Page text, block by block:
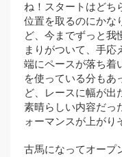
ね！スタートはどち
位置を取るのにかな
ど、今までずっと我
まりがついて、手応
端にペースが落ち着
を使っている分もあ
ど、レースに幅が出
素晴らしい内容だっ
ォーマンスが上がり
古馬になってオープ